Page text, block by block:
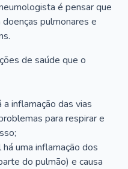
é pensar que
pulmonares e
de saúde que o
inflamação das vias
para respirar e
uma inflamação dos
do pulmão) e causa